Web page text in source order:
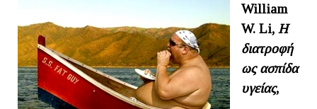
William
W. Li, Η
διατροφή
ως ασπίδα
υγείας,